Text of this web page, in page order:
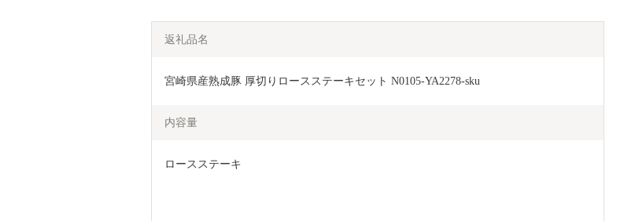
返礼品名
宮崎県産熟成豚 厚切りロースステーキセット N0105-YA2278-sku
内容量
ロースステーキ